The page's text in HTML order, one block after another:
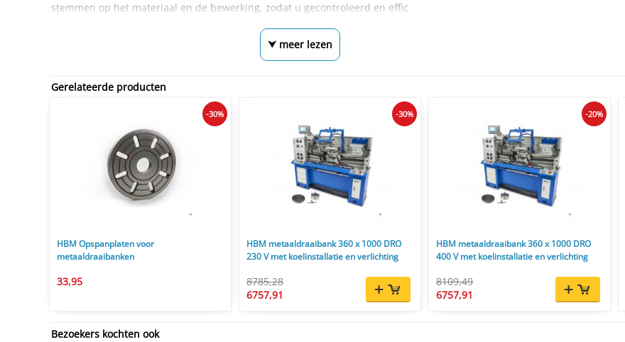
stemmen op het materiaal en de bewerking, zodat u gecontroleerd en effic
⮟ meer lezen
Gerelateerde producten
HBM Opspanplaten voor
metaaldraaibanken
33,95
-30%
HBM metaaldraaibank 360 x 1000 DRO
230 V met koelinstallatie en verlichting
8785,28
6757,91
-30%
HBM metaaldraaibank 360 x 1000 DRO
400 V met koelinstallatie en verlichting
8109,49
6757,91
-20%
Bezoekers kochten ook